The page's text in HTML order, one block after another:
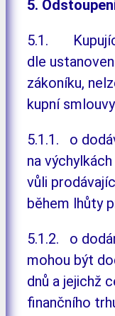
5.
5.1.
dle
zákoníku,
kupní
5.1.1. o
na
vůli
během lhůty
5.1.2. o
mohou být
dnů a jejichž
finančního